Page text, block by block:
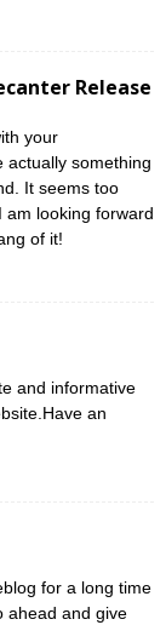
Release
your
actually something
It seems too
looking forward
of it!
and informative
an
for a long time
ahead and give